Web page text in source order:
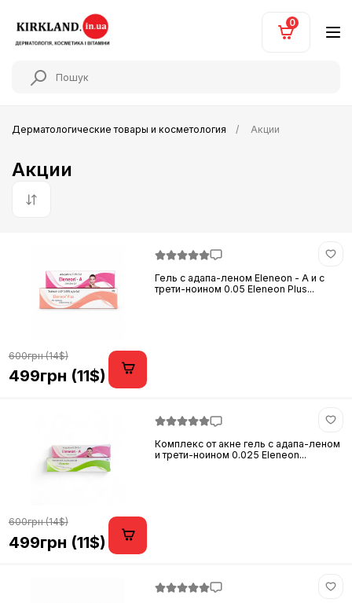
0
Дерматологические товары и косметология Акции
Акции
По умолчанию
Гель с адапа-леном Eleneon - A и с
трети-ноином 0.05 Eleneon Plus...
600грн (14$)
499грн (11$)
Комплекс от акне гель с адапа-леном
и трети-ноином 0.025 Eleneon...
600грн (14$)
499грн (11$)